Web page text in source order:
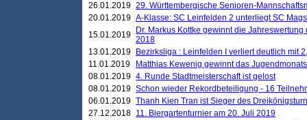
26.01.2019 29. Württembergische Senioren-
20.01.2019 A-Klasse: SC Leinfelden 2 unterliegt SC
15.01.2019
Dr. Markus Kottke gewinnt die
2018
13.01.2019
Bezirksliga : Leinfelden I verliert deutlich mit
11.01.2019
Matthias Kewenig gewinnt das
08.01.2019 4. Runde Stadtmeisterschaft ist gelost
08.01.2019 Schon wieder Rekordbeteiligung - 16
06.01.2019 Thanh Kien Tran ist Sieger des
27.12.2018 11. Biergartenturnier am 20. Juli 2019